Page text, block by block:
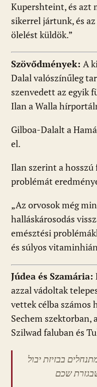
Kupershteint, és azt
sikerrel jártunk, és
ölelést küldök.”
Szövődmények: A
Dalal valószínűleg
szenvedett az egyik
Ilan a Walla
Gilboa-Dalalt a
el.
Ilan szerint a hosszú
problémát
„Az orvosok még
halláskárosodás
emésztési
és súlyos
Júdea és Szamária:
azzal vádoltak
vettek célba számos
Sechem szektorban,
Szilwad faluban és
בבזיזת יבול
שכם